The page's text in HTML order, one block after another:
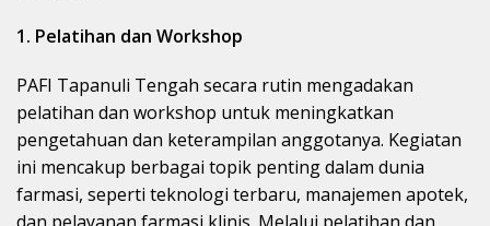
1. Pelatihan dan Workshop
PAFI Tapanuli Tengah secara rutin mengadakan
pelatihan dan workshop untuk meningkatkan
pengetahuan dan keterampilan anggotanya. Kegiatan
ini mencakup berbagai topik penting dalam dunia
farmasi, seperti teknologi terbaru, manajemen apotek,